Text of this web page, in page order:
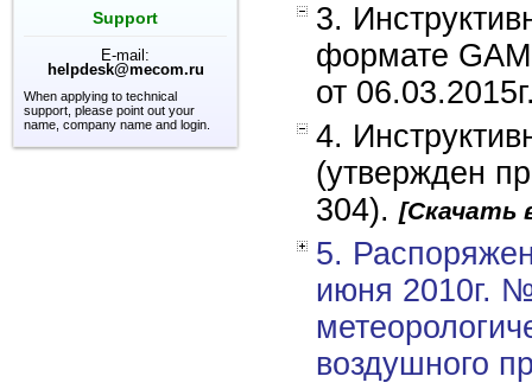
Support
E-mail:
helpdesk@mecom.ru
When applying to technical
support, please point out your
name, company name and login.
3.
формате
от
4.
(утвержден
304).
5.
июня 2010г.
воздушного